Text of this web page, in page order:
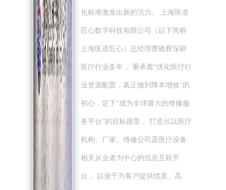
化标准激发出新的活力。 上海医道
匠心数字科技有限公司（以下简称
上海医道匠心）总经理曹晓辉深耕
医疗行业多年， 秉承着“优化医疗行
业资源配置，真正做到降本增效”的
初心，定下“成为全球最大的维修服
务平台”的目标愿景， 打造出以医疗
机构、厂家、维修公司及医疗设备
相关从业者为中心的信息互联平
台， 以便于为客户提供优质、高